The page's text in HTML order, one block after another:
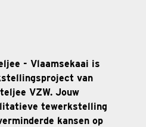
- Vlaamsekaai is
van
VZW. Jouw
tewerkstelling
kansen op